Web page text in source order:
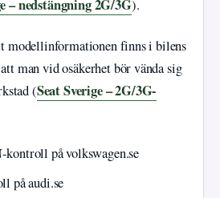
– nedstängning 2G/3G).
modellinformationen finns i bilens
man vid osäkerhet bör vända sig
(Seat Sverige – 2G/3G-
på volkswagen.se
på audi.se